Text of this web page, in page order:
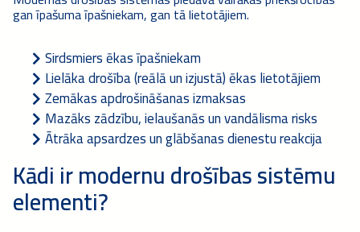
gan īpašuma īpašniekam, gan tā lietotājiem.
Sirdsmiers ēkas īpašniekam
Lielāka drošība (reālā un izjustā) ēkas lietotājiem
Zemākas apdrošināšanas izmaksas
Mazāks zādzību, ielaušanās un vandālisma risks
Ātrāka apsardzes un glābšanas dienestu reakcija
Kādi ir modernu drošības sistēmu
elementi?